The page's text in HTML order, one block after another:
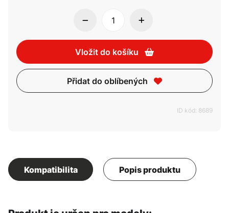
Vložit do košíku
Přidat do oblíbených
ID kód: 8689
Kompatibilita Popis produktu